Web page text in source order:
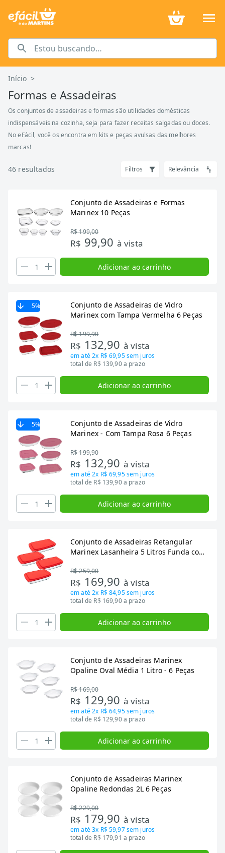
Início >
Formas e Assadeiras
Os conjuntos de assadeiras e formas são utilidades domésticas
indispensáveis na cozinha, seja para fazer receitas salgadas ou doces.
No eFácil, você os encontra em kits e peças avulsas das melhores
marcas!
46 resultados Filtros Relevância
Conjunto de Assadeiras e Formas
Marinex 10 Peças
R$ 199,00
R$ 99,90 à vista
Adicionar ao carrinho
5%
Conjunto de Assadeiras de Vidro
Marinex com Tampa Vermelha 6 Peças
R$ 199,90
R$ 132,90 à vista
em até2x R$ 69,95sem juros
total de R$ 139,90 a prazo
Adicionar ao carrinho
5%
Conjunto de Assadeiras de Vidro
Marinex - Com Tampa Rosa 6 Peças
R$ 199,90
R$ 132,90 à vista
em até2x R$ 69,95sem juros
total de R$ 139,90 a prazo
Adicionar ao carrinho
Conjunto de Assadeiras Retangular
Marinex Lasanheira 5 Litros Funda com
R$ 259,00
R$ 169,90 à vista
em até2x R$ 84,95sem juros
total de R$ 169,90 a prazo
Adicionar ao carrinho
Conjunto de Assadeiras Marinex
Opaline Oval Média 1 Litro - 6 Peças
R$ 169,00
R$ 129,90 à vista
em até2x R$ 64,95sem juros
total de R$ 129,90 a prazo
Adicionar ao carrinho
Conjunto de Assadeiras Marinex
Opaline Redondas 2L 6 Peças
R$ 229,00
R$ 179,90 à vista
em até3x R$ 59,97sem juros
total de R$ 179,91 a prazo